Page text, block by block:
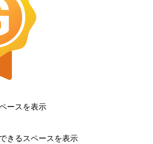
ースを表示
きるスペースを表示